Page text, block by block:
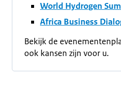
World Hydrogen
Africa Business
Bekijk de
ook kansen zijn voor u.